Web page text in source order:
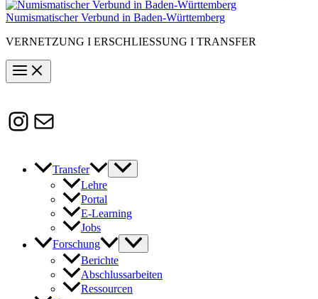
Numismatischer Verbund in Baden-Württemberg
VERNETZUNG I ERSCHLIESSUNG I TRANSFER
Instagram
Susanne.Boerner@zaw.uni-
heidelberg.de
Transfer
Lehre
Portal
E-Learning
Jobs
Forschung
Berichte
Abschlussarbeiten
Ressourcen